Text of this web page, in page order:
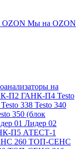
Мы на OZON
на
П2 ГАНК-П4 Testo
Testo 338 Testo 340
350 (блок
01 Лидер 02
П5 АТЕСТ-1
260 ТОП-СЕНС